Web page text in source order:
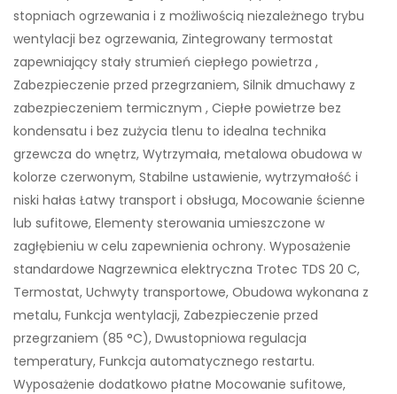
stopniach ogrzewania i z możliwością niezależnego trybu
wentylacji bez ogrzewania, Zintegrowany termostat
zapewniający stały strumień ciepłego powietrza ,
Zabezpieczenie przed przegrzaniem, Silnik dmuchawy z
zabezpieczeniem termicznym , Ciepłe powietrze bez
kondensatu i bez zużycia tlenu to idealna technika
grzewcza do wnętrz, Wytrzymała, metalowa obudowa w
kolorze czerwonym, Stabilne ustawienie, wytrzymałość i
niski hałas Łatwy transport i obsługa, Mocowanie ścienne
lub sufitowe, Elementy sterowania umieszczone w
zagłębieniu w celu zapewnienia ochrony. Wyposażenie
standardowe Nagrzewnica elektryczna Trotec TDS 20 C,
Termostat, Uchwyty transportowe, Obudowa wykonana z
metalu, Funkcja wentylacji, Zabezpieczenie przed
przegrzaniem (85 °C), Dwustopniowa regulacja
temperatury, Funkcja automatycznego restartu.
Wyposażenie dodatkowo płatne Mocowanie sufitowe,